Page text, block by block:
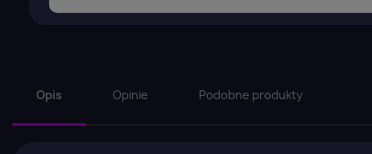
Opis Opinie Podobne produkty